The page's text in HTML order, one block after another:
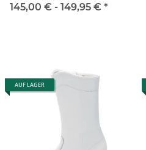
145,00 € - 149,95 € *
AUF LAGER